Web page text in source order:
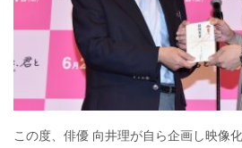
この度、俳優 向井理が自ら企画し映像